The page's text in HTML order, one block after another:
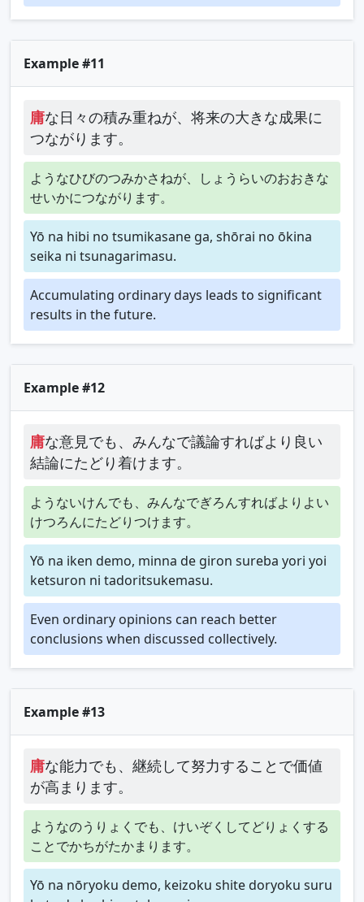
Example #11
庸な日々の積み重ねが、将来の大きな成果に
つながります。
ようなひびのつみかさねが、しょうらいのおおきな
せいかにつながります。
Yō na hibi no tsumikasane ga, shōrai no ōkina
seika ni tsunagarimasu.
Accumulating ordinary days leads to significant
results in the future.
Example #12
庸な意見でも、みんなで議論すればより良い
結論にたどり着けます。
ようないけんでも、みんなでぎろんすればよりよい
けつろんにたどりつけます。
Yō na iken demo, minna de giron sureba yori yoi
ketsuron ni tadoritsukemasu.
Even ordinary opinions can reach better
conclusions when discussed collectively.
Example #13
庸な能力でも、継続して努力することで価値
が高まります。
ようなのうりょくでも、けいぞくしてどりょくする
ことでかちがたかまります。
Yō na nōryoku demo, keizoku shite doryoku suru